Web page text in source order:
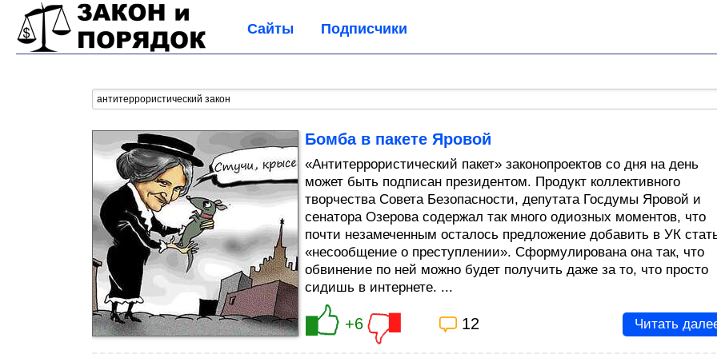
Сайты Подписчики
Бомба в пакете Яровой
«Антитеррористический пакет» законопроектов со дня на день
может быть подписан президентом. Продукт коллективного
творчества Совета Безопасности, депутата Госдумы Яровой и
сенатора Озерова содержал так много одиозных моментов, что
почти незамеченным осталось предложение добавить в УК
«несообщение о преступлении». Сформулирована она так, что
обвинение по ней можно будет получить даже за то, что просто
сидишь в интернете. ...
+6 12 Читать